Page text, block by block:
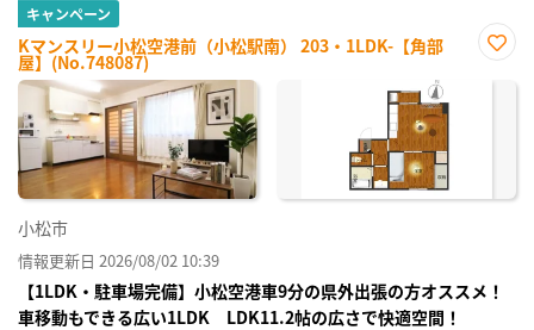
キャンペーン
Kマンスリー小松空港前（小松駅南） 203・1LDK-【角部
屋】(No.748087)
に入
小松市
情報更新日 2026/08/02 10:39
【1LDK・駐車場完備】小松空港車9分の県外出張の方オススメ！
車移動もできる広い1LDK LDK11.2帖の広さで快適空間！